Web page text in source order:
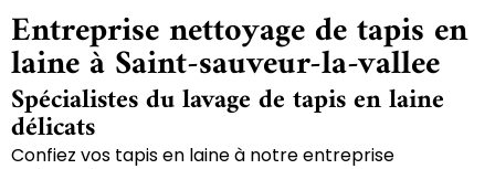
Entreprise nettoyage de tapis en
laine à Saint-sauveur-la-vallee
Spécialistes du lavage de tapis en laine
délicats
Confiez vos tapis en laine à notre entreprise